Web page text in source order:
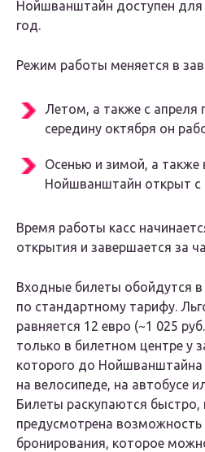
Нойшванштайн доступен для
год.
Режим работы меняется в
Летом, а также с апреля
середину октября он
Осенью и зимой, а также
Нойшванштайн открыт с
Время работы касс
открытия и завершается за
Входные билеты обойдутся в
по стандартному тарифу.
равняется 12 евро (~1 025
только в билетном центре у
которого до
на велосипеде, на автобусе
Билеты раскупаются быстро,
предусмотрена возможность
бронирования, которое